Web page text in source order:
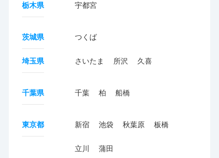
栃木県 宇都宮
茨城県 つくば
埼玉県 さいたま 所沢 久喜
千葉県 千葉 柏 船橋
東京都 新宿 池袋 秋葉原 板橋
立川 蒲田